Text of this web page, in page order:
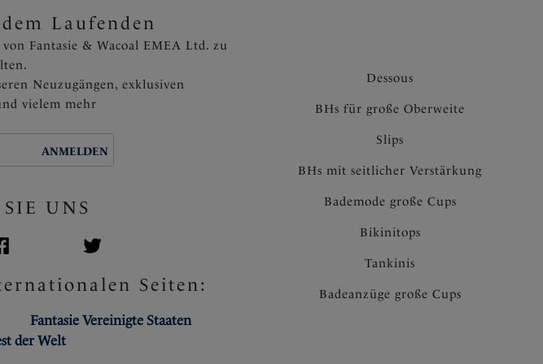
Laufenden
Fantasie & Wacoal EMEA Ltd. zu
Neuzugängen, exklusiven
vielem mehr
ANMELDEN
UNS
Seiten:
Fantasie Vereinigte Staaten
der Welt
Dessous
BHs für große Oberweite
Slips
BHs mit seitlicher Verstärkung
Bademode große Cups
Bikinitops
Tankinis
Badeanzüge große Cups